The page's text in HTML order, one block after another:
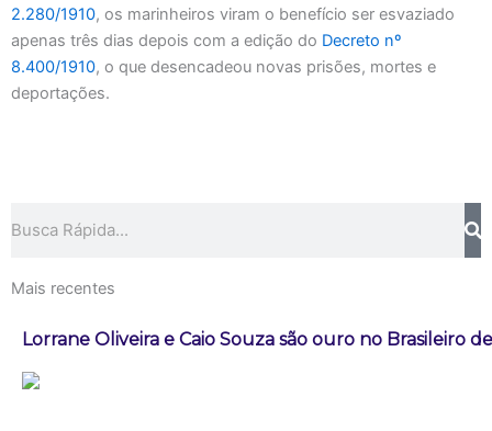
2.280/1910, os marinheiros viram o benefício ser esvaziado
apenas três dias depois com a edição do Decreto nº
8.400/1910, o que desencadeou novas prisões, mortes e
deportações.
Mais recentes
Lorrane Oliveira e Caio Souza são ouro no Brasileiro